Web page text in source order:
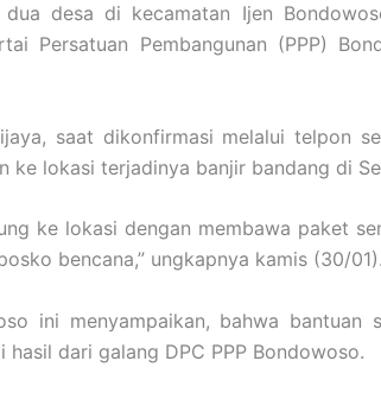
desa di kecamatan Ijen
Persatuan Pembangunan (PPP)
saat dikonfirmasi melalui telpon
ke lokasi terjadinya banjir bandang di
ke lokasi dengan membawa paket
bencana,” ungkapnya kamis (30/01).
ini menyampaikan, bahwa
dari galang DPC PPP Bondowoso.